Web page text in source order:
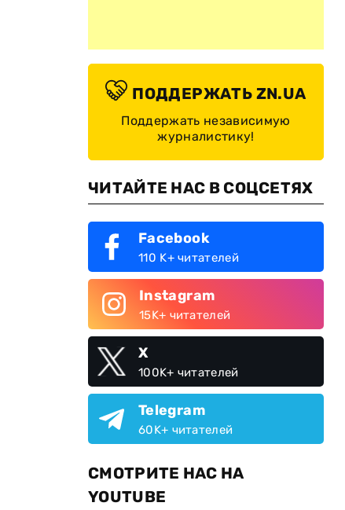
ПОДДЕРЖАТЬ ZN.UA
Поддержать независимую
журналистику!
ЧИТАЙТЕ НАС В СОЦСЕТЯХ
Facebook
110 K+ читателей
Instagram
15K+ читателей
X
100K+ читателей
Telegram
60K+ читателей
СМОТРИТЕ НАС НА
YOUTUBE